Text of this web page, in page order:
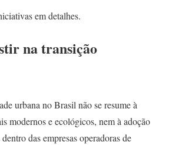
em detalhes.
na transição
urbana no Brasil não se resume à
modernos e ecológicos, nem à adoção
das empresas operadoras de